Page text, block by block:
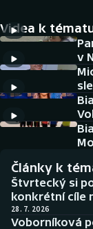
DALŠÍ SPORTY
Americký
Baseball a
Biatlon
Boby a skeleton
Historické
Aplikace ČT
AZ kvíz
Videa k
v
Články k
Štvrtecký si
konkrétní cíle
28. 7. 2026
Voborníková